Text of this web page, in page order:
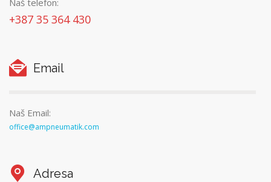
Naš telefon:
+387 35 364 430
Email
Naš Email:
office@ampneumatik.com
Adresa